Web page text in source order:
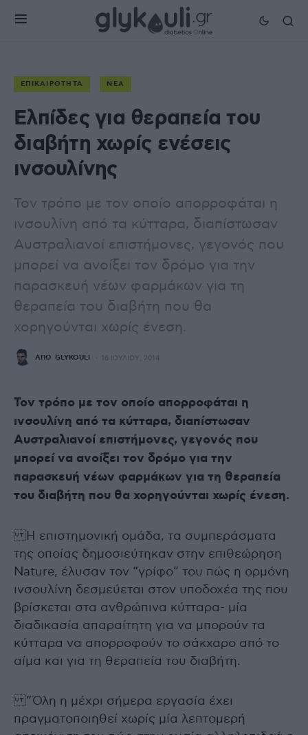
ΕΠΙΚΑΙΡΌΤΗΤΑ ΝΈΑ
Ελπίδες για θεραπεία του
διαβήτη χωρίς ενέσεις
ινσουλίνης
Τον τρόπο με τον οποίο απορροφάται η
ινσουλίνη από τα κύτταρα, διαπίστωσαν
Αυστραλιανοί επιστήμονες, γεγονός που
μπορεί να ανοίξει τον δρόμο για την
παρασκευή νέων φαρμάκων για τη
θεραπεία του διαβήτη που θα
χορηγούνται χωρίς ένεση.
ΑΠΌ GLYKOULI 16 ΙΟΥΛΊΟΥ, 2014
Τον τρόπο με τον οποίο απορροφάται η
ινσουλίνη από τα κύτταρα, διαπίστωσαν
Αυστραλιανοί επιστήμονες, γεγονός που
μπορεί να ανοίξει τον δρόμο για την
παρασκευή νέων φαρμάκων για τη θεραπεία
του διαβήτη που θα χορηγούνται χωρίς ένεση.
Η επιστημονική ομάδα, τα συμπεράσματα
της οποίας δημοσιεύτηκαν στην επιθεώρηση
Nature, έλυσαν τον “γρίφο” του πώς η ορμόνη
ινσουλίνη δεσμεύεται στον υποδοχέα της που
βρίσκεται στα ανθρώπινα κύτταρα- μία
διαδικασία απαραίτητη για να μπορούν τα
κύτταρα να απορροφούν το σάκχαρο από το
αίμα και για τη θεραπεία του διαβήτη.
”Όλη η μέχρι σήμερα εργασία έχει
πραγματοποιηθεί χωρίς μία λεπτομερή